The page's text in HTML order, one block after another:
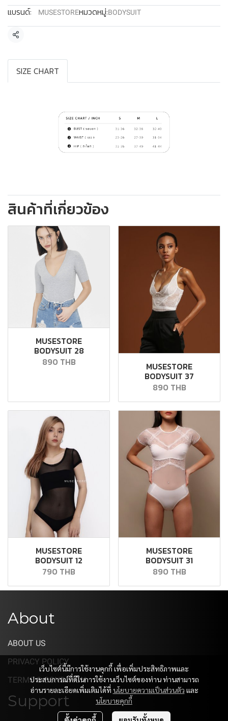
แบรนด์:
MUSESTOREหมวดหมู่:BODYSUIT
แชร์
SIZE CHART
สินค้าที่เกี่ยวข้อง
MUSESTORE
BODYSUIT 28
890 THB
MUSESTORE
BODYSUIT 37
890 THB
MUSESTORE
BODYSUIT 12
790 THB
MUSESTORE
BODYSUIT 31
890 THB
เว็บไซต์นี้มีการใช้งานคุกกี้ เพื่อเพิ่มประสิทธิภาพและ
ประสบการณ์ที่ดีในการใช้งานเว็บไซต์ของท่าน ท่านสามารถ
อ่านรายละเอียดเพิ่มเติมได้ที่ นโยบายความเป็นส่วนตัว และ
นโยบายคุกกี้
About
ABOUT US
PRIVACY POLICY
TERMS & CONDITION
Support